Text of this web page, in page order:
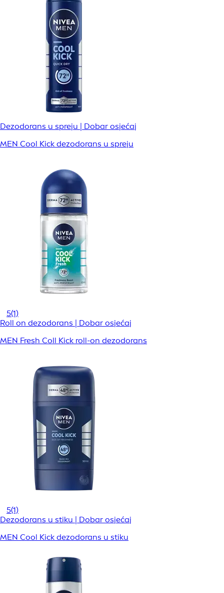
Dezodorans u spreju | Dobar osjećaj
MEN Cool Kick dezodorans u spreju
5(1)
Roll on dezodorans | Dobar osjećaj
MEN Fresh Coll Kick roll-on dezodorans
5(1)
Dezodorans u stiku | Dobar osjećaj
MEN Cool Kick dezodorans u stiku